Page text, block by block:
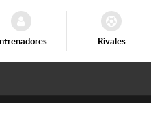
Rivales